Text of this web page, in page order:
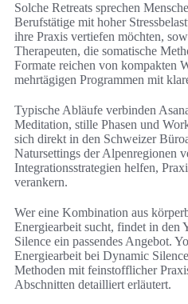
Solche Retreats sprechen
Berufstätige mit hoher
ihre Praxis vertiefen möchten,
Therapeuten, die somatische
Formate reichen von kompakten
mehrtägigen Programmen mit
Typische Abläufe verbinden
Meditation, stille Phasen und
sich direkt in den Schweizer
Natursettings der Alpenregionen
Integrationsstrategien helfen,
verankern.
Wer eine Kombination aus
Energiearbeit sucht, findet in den
Silence ein passendes Angebot.
Energiearbeit bei Dynamic
Methoden mit feinstofflicher
Abschnitten detailliert erläutert.